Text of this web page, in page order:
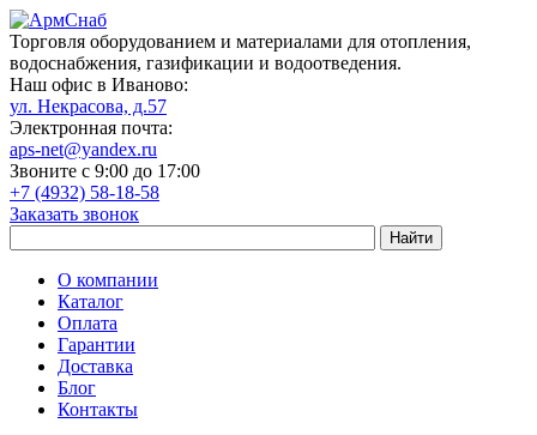
Торговля оборудованием и материалами для отопления,
водоснабжения, газификации и водоотведения.
Наш офис в Иваново:
ул. Некрасова, д.57
Электронная почта:
aps-net@yandex.ru
Звоните с 9:00 до 17:00
+7 (4932) 58-18-58
Заказать звонок
О компании
Каталог
Оплата
Гарантии
Доставка
Блог
Контакты